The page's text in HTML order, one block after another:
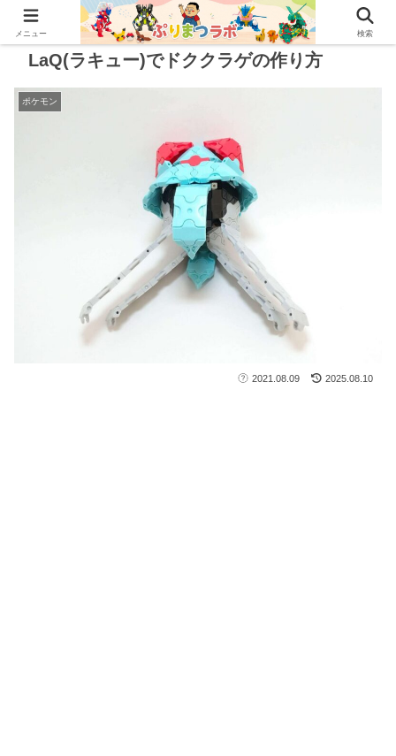
LaQ(ラキュー)でドククラゲの作り方
ポケモン
2021.08.09 2025.08.10
メニュー 検索